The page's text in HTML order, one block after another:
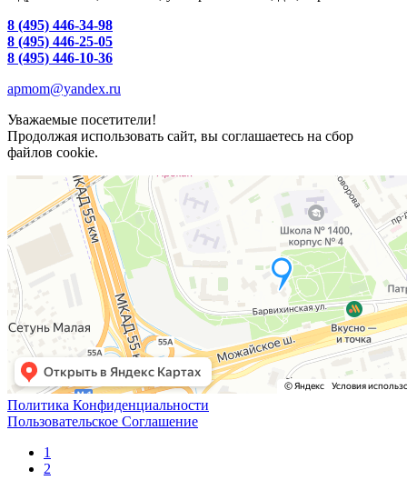
8 (495) 446-34-98
8 (495) 446-25-05
8 (495) 446-10-36
apmom@yandex.ru
Уважаемые посетители!
Продолжая использовать сайт, вы соглашаетесь на сбор
файлов cookie.
Политика Конфиденциальности
Пользовательское Соглашение
1
2